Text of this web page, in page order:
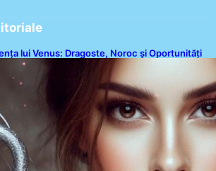
lui Venus: Dragoste, Noroc și Oportunități
Tauri și Balanțe în Weekendul 8-9 August